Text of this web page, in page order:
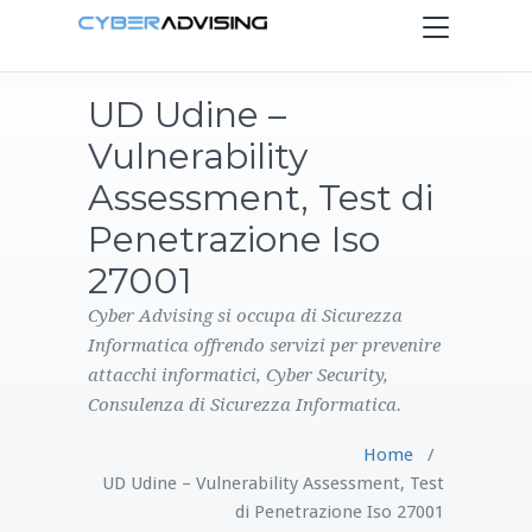
Toggle
navigation
PRODOTTI
CONTATTI
UD Udine –
Vulnerability
Assessment, Test di
Penetrazione Iso
27001
Cyber Advising si occupa di Sicurezza
Informatica offrendo servizi per prevenire
attacchi informatici, Cyber Security,
Consulenza di Sicurezza Informatica.
Home/
UD Udine – Vulnerability Assessment, Test
di Penetrazione Iso 27001